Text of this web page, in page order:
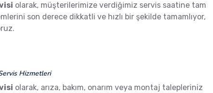
olarak, müşterilerimize verdiğimiz servis saatine tam
son derece dikkatli ve hızlı bir şekilde tamamlıyor,
Hizmetleri
olarak, arıza, bakım, onarım veya montaj talepleriniz